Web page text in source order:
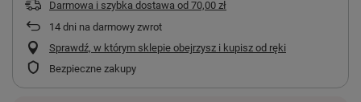
Darmowa i szybka dostawa od 70,00 zł
14 dni na darmowy zwrot
Sprawdź, w którym sklepie obejrzysz i kupisz od ręki
Bezpieczne zakupy